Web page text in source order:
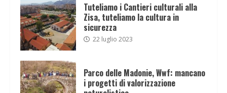
Tuteliamo i Cantieri culturali alla
Zisa, tuteliamo la cultura in
sicurezza
22 luglio 2023
Parco delle Madonie, Wwf: mancano
i progetti di valorizzazione